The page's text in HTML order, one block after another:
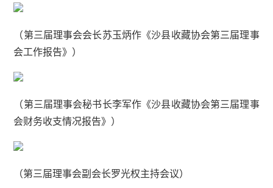
（第三届理事会会长苏玉炳作《沙县收藏协会第三届理事
会工作报告》）
（第三届理事会秘书长李军作《沙县收藏协会第三届理事
会财务收支情况报告》）
（第三届理事会副会长罗光权主持会议）